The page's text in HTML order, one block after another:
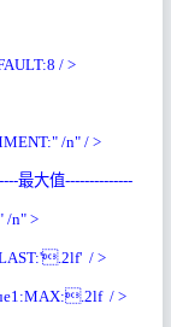
/ >
/n" / >
最大值--------------
>
/ >
/ >